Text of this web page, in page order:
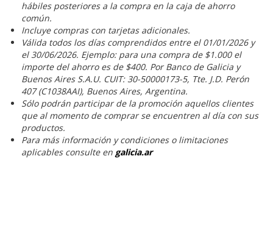
hábiles posteriores a la compra en la caja de ahorro
común.
Incluye compras con tarjetas adicionales.
Válida todos los días comprendidos entre el 01/01/2026 y
el 30/06/2026. Ejemplo: para una compra de $1.000 el
importe del ahorro es de $400. Por Banco de Galicia y
Buenos Aires S.A.U. CUIT: 30-50000173-5, Tte. J.D. Perón
407 (C1038AAI), Buenos Aires, Argentina.
Sólo podrán participar de la promoción aquellos clientes
que al momento de comprar se encuentren al día con sus
productos.
Para más información y condiciones o limitaciones
aplicables consulte en galicia.ar